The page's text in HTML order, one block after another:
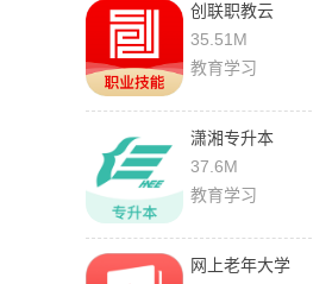
创联职教云
1.4.5 最新版
35.51M
教育学习
潇湘专升本
1.2.34 手机版
37.6M
教育学习
网上老年大学